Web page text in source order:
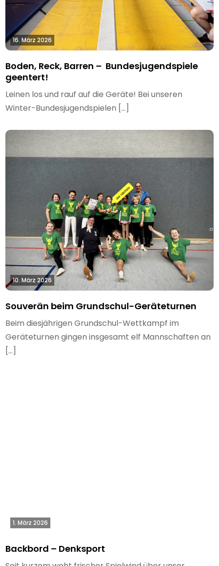
16. März 2026
Boden, Reck, Barren – Bundesjugendspiele
geentert!
Leinen los und rauf auf die Geräte! Bei unseren
Winter-Bundesjugendspielen […]
10. März 2026
Souverän beim Grundschul-Geräteturnen
Beim diesjährigen Grundschul-Wettkampf im
Geräteturnen gingen insgesamt elf Mannschaften an
[…]
1. März 2026
Backbord – Denksport